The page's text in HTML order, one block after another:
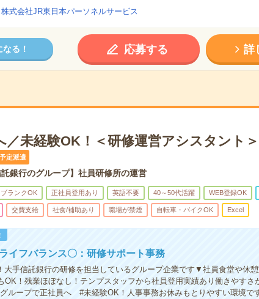
株式会社JR東日本パーソネルサービス
なる！ 応募する 詳
／未経験OK！＜研修運営アシスタント
定派遣
託銀行のグループ】社員研修所の運営
ブランクOK 正社員登用あり 英語不要 40～50代活躍 WEB登録OK
交費支給 社食/補助あり 職場が禁煙 自転車・バイクOK Excel
イフバランス〇：研修サポート事務
大手信託銀行の研修を担当しているグループ企業です▼社員食堂や休
OK！残業ほぼなし！テンプスタッフから社員登用実績あり働きやすさ
ループで正社員へ #未経験OK！人事事務お休みもとりやすい環境で